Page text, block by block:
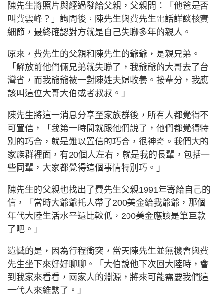
陳先生將照片與經過發給父親，父親問：「他爸是否
叫費雲峰？」詢問後，陳先生與費先生電話詳談核實
細節，最終確認對方就是自己失聯多年的親人。
原來，費先生的父親和陳先生的爺爺，是親兄弟。
「解放前他們倆兄弟就失聯了，我爺爺的大哥去了台
灣省，而我爺爺被一對陳姓夫婦收養。按輩分，我應
該叫這位大哥大伯或者叔叔。」
陳先生將這一消息分享至家族群後，所有人都覺得不
可置信，「我第一時間就跟他們說了，他們都覺得特
別的巧合，就是難以置信的巧合，很神奇。我們大的
家族群裡面，有20個人左右，就是我的長輩，包括一
些同輩，大家都覺得這個事情特別巧。」
陳先生的父親也找出了費先生父親1991年寄給自己的
信，「當時大爺爺托人帶了200美金給我爺爺，那個
年代大陸生活水平還比較低，200美金應該是筆巨款
了吧。」
遺憾的是，因為行程衝突，當天陳先生並無機會與費
先生坐下來好好聊聊。「大伯說他下次回大陸時，會
到我家來看看，兩家人的淵源，將來可能需要我們這
一代人來維繫了。」